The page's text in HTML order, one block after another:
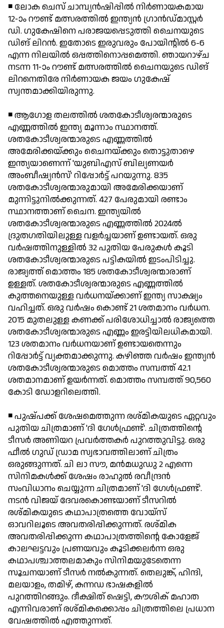
◾ ലോക ചെസ് ചാമ്പ്യന്‍ഷിപ്പില്‍ നിര്‍ണായകമായ
12-ാം റൗണ്ട് മത്സരത്തില്‍ ഇന്ത്യന്‍ ഗ്രാന്‍ഡ്മാസ്റ്റര്‍
ഡി. ഗുകേഷിനെ പരാജയപ്പെടുത്തി ചൈനയുടെ
ഡിങ് ലിറന്‍. ഇതോടെ ഇരുവരും പോയിന്റില്‍ 6-6
എന്ന നിലയില്‍ ഒപ്പത്തിനൊപ്പമെത്തി. ഞായറാഴ്ച
നടന്ന 11-ാം റൗണ്ട് മത്സരത്തില്‍ ചൈനയുടെ ഡിങ്
ലിറനെതിരേ നിര്‍ണായക ജയം ഗുകേഷ്
സ്വന്തമാക്കിയിരുന്നു.
◾ ആഗോള തലത്തില്‍ ശതകോടീശ്വരന്മാരുടെ
എണ്ണത്തില്‍ ഇന്ത്യ മൂന്നാം സ്ഥാനത്ത്.
ശതകോടീശ്വരന്മാരുടെ എണ്ണത്തില്‍
അമേരിക്കയ്ക്കും ചൈനയ്ക്കും തൊട്ടുതാഴെ
ഇന്ത്യയാണെന്ന് 'യുബിഎസ് ബില്യണയര്‍
അംബീഷ്യന്‍സ്' റിപ്പോര്‍ട്ട് പറയുന്നു. 835
ശതകോടീശ്വരന്മാരുമായി അമേരിക്കയാണ്
മുന്നിട്ടുനില്‍ക്കുന്നത്. 427 പേരുമായി രണ്ടാം
സ്ഥാനത്താണ് ചൈന. ഇന്ത്യയില്‍
ശതകോടീശ്വരന്മാരുടെ എണ്ണത്തില്‍ 2024ല്‍
ദ്രുതഗതിയിലുള്ള വളര്‍ച്ചയാണ് ഉണ്ടായത്. ഒരു
വര്‍ഷത്തിനുള്ളില്‍ 32 പുതിയ പേരുകള്‍ കൂടി
ശതകോടീശ്വരന്മാരുടെ പട്ടികയില്‍ ഇടംപിടിച്ചു.
രാജ്യത്ത് മൊത്തം 185 ശതകോടീശ്വരന്മാരാണ്
ഉള്ളത്. ശതകോടീശ്വരന്മാരുടെ എണ്ണത്തില്‍
കുത്തനെയുള്ള വര്‍ധനയ്ക്കാണ് ഇന്ത്യ സാക്ഷ്യം
വഹിച്ചത്. ഒരു വര്‍ഷം കൊണ്ട് 21 ശതമാനം വര്‍ധന.
2015 മുതലുള്ള കണക്ക് പരിശോധിച്ചാല്‍ രാജ്യത്തെ
ശതകോടീശ്വരന്മാരുടെ എണ്ണം ഇരട്ടിയിലധികമായി.
123 ശതമാനം വര്‍ധനയാണ് ഉണ്ടായതെന്നും
റിപ്പോര്‍ട്ട് വ്യക്തമാക്കുന്നു. കഴിഞ്ഞ വര്‍ഷം ഇന്ത്യന്‍
ശതകോടീശ്വരന്മാരുടെ മൊത്തം സമ്പത്ത് 42.1
ശതമാനമാണ് ഉയര്‍ന്നത്. മൊത്തം സമ്പത്ത് 90,560
കോടി ഡോളറിലെത്തി.
◾ പുഷ്പക്ക് ശേഷമെത്തുന്ന രശ്മികയുടെ ഏറ്റവും
പുതിയ ചിത്രമാണ് 'ദി ഗേള്‍ഫ്രണ്ട്'. ചിത്രത്തിന്റെ
ടീസര്‍ അണിയറ പ്രവര്‍ത്തകര്‍ പുറത്തുവിട്ടു. ഒരു
ഫീല്‍ ഗുഡ് ഡ്രാമ സ്വഭാവത്തിലാണ് ചിത്രം
ഒരുങ്ങുന്നത്. ചി ലാ സൗ, മന്‍മധുഡു 2 എന്നെ
സിനിമകള്‍ക്ക് ശേഷം രാഹുല്‍ രവീന്ദ്രന്‍
സംവിധാനം ചെയ്യുന്ന ചിത്രമാണ് 'ദി ഗേള്‍ഫ്രണ്ട്'.
നടന്‍ വിജയ് ദേവരകൊണ്ടയാണ് ടീസറില്‍
രശ്മികയുടെ കഥാപാത്രത്തെ വോയ്സ്
ഓവറിലൂടെ അവതരിപ്പിക്കുന്നത്. രശ്മിക
അവതരിപ്പിക്കുന്ന കഥാപാത്രത്തിന്റെ കോളേജ്
കാലഘട്ടവും പ്രണയവും കൂടിക്കലര്‍ന്ന ഒരു
കഥാപശ്ചാത്തലമാകും സിനിമയുടേതെന്ന
സൂചനയാണ് ടീസര്‍ നല്‍കുന്നത്. തെലുങ്ക്, ഹിന്ദി,
മലയാളം, തമിഴ്, കന്നഡ ഭാഷകളില്‍
പുറത്തിറങ്ങും. ദീക്ഷിത് ഷെട്ടി, കൗശിക് മഹാത
എന്നിവരാണ് രശ്മികക്കൊപ്പം ചിത്രത്തിലെ പ്രധാന
വേഷത്തില്‍ എത്തുന്നത്.